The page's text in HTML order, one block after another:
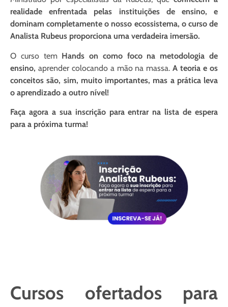
realidade enfrentada pelas instituições de ensino, e
dominam completamente o nosso ecossistema, o curso de
Analista Rubeus proporciona uma verdadeira imersão.
O curso tem Hands on como foco na metodologia de
ensino, aprender colocando a mão na massa.A teoria e os
conceitos são, sim, muito importantes, mas a prática leva
o aprendizado a outro nível!
Faça agora a sua inscrição para entrar na lista de espera
para a próxima turma!
Cursos ofertados para